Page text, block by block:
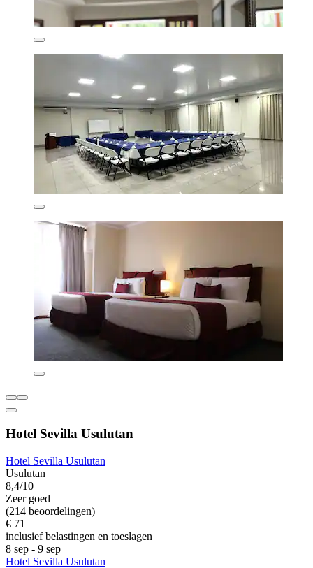
Hotel Sevilla Usulutan
Hotel Sevilla Usulutan
Usulutan
8,4/10
Zeer goed
(214 beoordelingen)
€ 71
inclusief belastingen en toeslagen
8 sep - 9 sep
Hotel Sevilla Usulutan